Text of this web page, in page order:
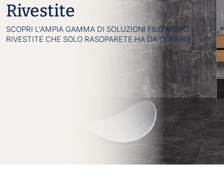
Rivestite
SCOPRI L'AMPIA GAMMA DI SOLUZIONI FILO MURO
RIVESTITE CHE SOLO RASOPARETE HA DA OFFRIRE